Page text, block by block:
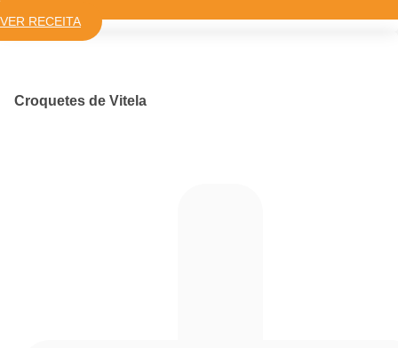
VER RECEITA
Croquetes de Vitela